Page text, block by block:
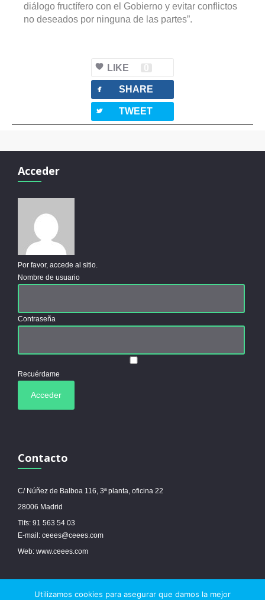
diálogo fructífero con el Gobierno y evitar conflictos
no deseados por ninguna de las partes”.
LIKE 0
facebook SHARE
twitterbird TWEET
Acceder
Por favor, accede al sitio.
Nombre de usuario
Contraseña
Recuérdame
Contacto
C/ Núñez de Balboa 116, 3ª planta, oficina 22
28006 Madrid
Tlfs: 91 563 54 03
E-mail: ceees@ceees.com
Web: www.ceees.com
Utilizamos cookies para asegurar que damos la mejor